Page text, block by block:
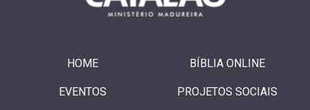
HOME BÍBLIA ONLINE
EVENTOS PROJETOS SOCIAIS